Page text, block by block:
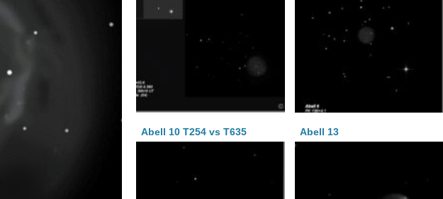
Abell 10 T254 vs T635 Abell 13